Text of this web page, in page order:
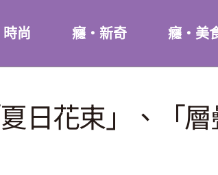
尚 癮・新奇 癮・美
日花束」、「